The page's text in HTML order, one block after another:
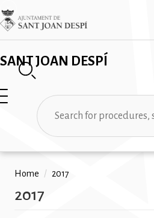
Skip
to
main
SANT JOAN DESPÍ
Imatge
✕
Search
Breadcrumb
Home / 2017
2017